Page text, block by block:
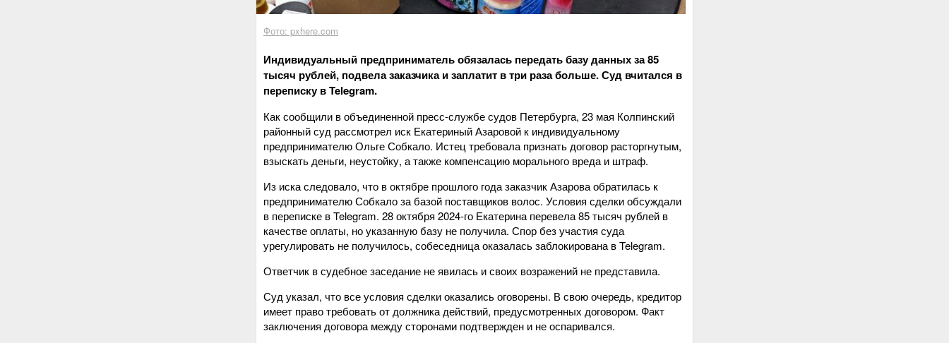
Фото: pxhere.com
Индивидуальный предприниматель обязалась передать базу данных за 85
тысяч рублей, подвела заказчика и заплатит в три раза больше. Суд вчитался в
переписку в Telegram.
Как сообщили в объединенной пресс-службе судов Петербурга, 23 мая Колпинский
районный суд рассмотрел иск Екатериный Азаровой к индивидуальному
предпринимателю Ольге Собкало. Истец требовала признать договор расторгнутым,
взыскать деньги, неустойку, а также компенсацию морального вреда и штраф.
Из иска следовало, что в октябре прошлого года заказчик Азарова обратилась к
предпринимателю Собкало за базой поставщиков волос. Условия сделки обсуждали
в переписке в Telegram. 28 октября 2024-го Екатерина перевела 85 тысяч рублей в
качестве оплаты, но указанную базу не получила. Спор без участия суда
урегулировать не получилось, собеседница оказалась заблокирована в Telegram.
Ответчик в судебное заседание не явилась и своих возражений не представила.
Суд указал, что все условия сделки оказались оговорены. В свою очередь, кредитор
имеет право требовать от должника действий, предусмотренных договором. Факт
заключения договора между сторонами подтвержден и не оспаривался.